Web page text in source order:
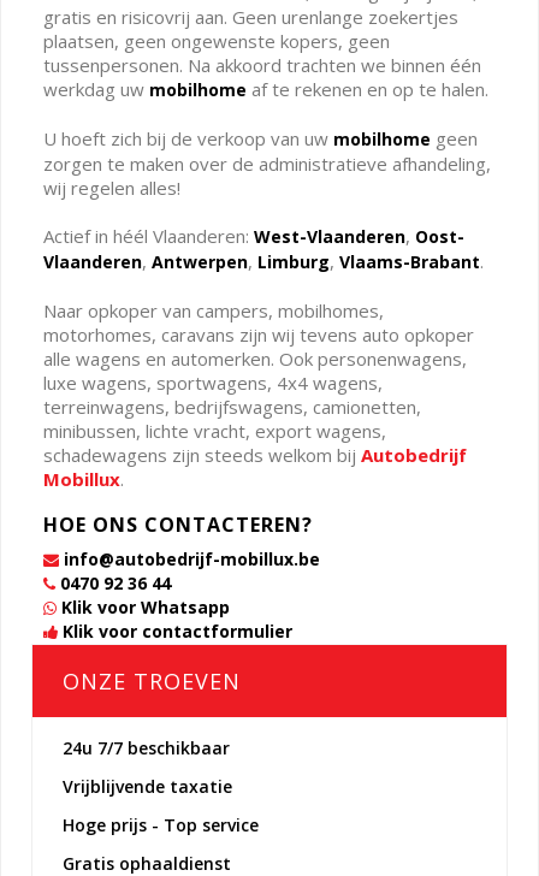
gratis en risicovrij aan. Geen urenlange zoekertjes
plaatsen, geen ongewenste kopers, geen
tussenpersonen. Na akkoord trachten we binnen één
werkdag uw mobilhome af te rekenen en op te halen.
U hoeft zich bij de verkoop van uw mobilhome geen
zorgen te maken over de administratieve afhandeling,
wij regelen alles!
Actief in héél Vlaanderen: West-Vlaanderen, Oost-
Vlaanderen, Antwerpen, Limburg, Vlaams-Brabant.
Naar opkoper van campers, mobilhomes,
motorhomes, caravans zijn wij tevens auto opkoper
alle wagens en automerken. Ook personenwagens,
luxe wagens, sportwagens, 4x4 wagens,
terreinwagens, bedrijfswagens, camionetten,
minibussen, lichte vracht, export wagens,
schadewagens zijn steeds welkom bij Autobedrijf
Mobillux.
HOE ONS CONTACTEREN?
info@autobedrijf-mobillux.be
0470 92 36 44
Klik voor Whatsapp
Klik voor contactformulier
ONZE TROEVEN
24u 7/7 beschikbaar
Vrijblijvende taxatie
Hoge prijs - Top service
Gratis ophaaldienst